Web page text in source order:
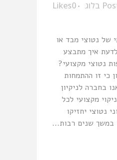
בלוג 0
Likes
של נטוצי מבד או
איך מתבצע
נטוצי מקצועי?
כי זו ההתמחות
בחברה לניקיון
מקצועי לכל
נטוצי יחזיקו
במשך שנים רבות...